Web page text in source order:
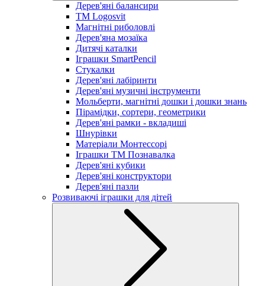
Дерев'яні балансири
TM Logosvit
Магнітні риболовлі
Дерев'яна мозаїка
Дитячі каталки
Іграшки SmartPencil
Стукалки
Дерев'яні лабіринти
Дерев'яні музичні інструменти
Мольберти, магнітні дошки і дошки знань
Пірамідки, сортери, геометрики
Дерев'яні рамки - вкладиші
Шнурівки
Матеріали Монтессорі
Іграшки ТМ Познавалка
Дерев'яні кубики
Дерев'яні конструктори
Дерев'яні пазли
Розвиваючі іграшки для дітей